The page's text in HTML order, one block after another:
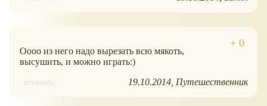
Оооо из него надо вырезать всю мякоть,
высушить, и можно играть:)
ответить 19.10.2014 Путешественник